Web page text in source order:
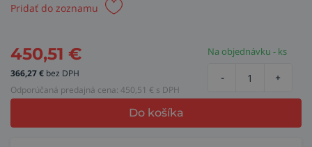
Pridať do zoznamu
450,51 €
366,27€ bez DPH
Odporúčaná predajná cena: 450,51 € s DPH
Na objednávku - ks
- +
Do košíka